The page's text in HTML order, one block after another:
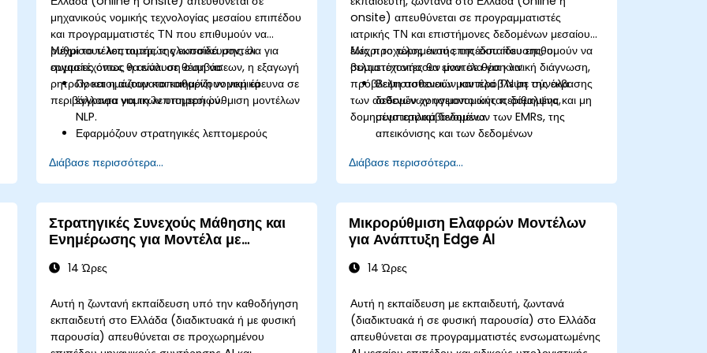
μηχανικούς νομικής τεχνολογίας μεσαίου επιπέδου
και προγραμματιστές ΤΝ που επιθυμούν να
ρυθμίσουν λεπτομερώς γλωσσικά μοντέλα για
εργασίες όπως η ανάλυση συμβάσεων, η εξαγωγή
ρητρών και η αυτοματοποιημένη νομική έρευνα σε
περιβάλλοντα νομικών υπηρεσιών.
Μέχρι το τέλος αυτής της εκπαίδευσης, οι
συμμετέχοντες θα είναι σε θέση να:
Προετοιμάζουν και καθαρίζουν νομικά
έγγραφα για τη λεπτομερή ρύθμιση μοντέλων
NLP.
Εφαρμόζουν στρατηγικές λεπτομερούς
μοντέλων σε νομικές εργασίες.
Αναπτύσσουν μοντέλα για την υποβοήθηση
του ελέγχου συμβάσεων, της ταξινόμησης και
της έρευνας.
Διασφαλίζουν τη συμμόρφωση, την
ελεγξιμότητα και την ιχνηλασιμότητα των
αποτελεσμάτων της ΤΝ σε νομικά πλαίσια.
Διάβασε περισσότερα...
onsite) απευθύνεται σε προγραμματιστές
ιατρικής ΤΝ και επιστήμονες δεδομένων μεσαίου
έως προχωρημένου επιπέδου που επιθυμούν να
βελτιστοποιήσουν μοντέλα για κλινική διάγνωση,
πρόβλεψη ασθενειών και πρόβλεψη της έκβασης
των ασθενών χρησιμοποιώντας δομημένα και μη
δομημένα ιατρικά δεδομένα.
Μέχρι το τέλος αυτής της εκπαίδευσης, οι
συμμετέχοντες θα είναι σε θέση να:
Βελτιστοποιούν μοντέλα ΤΝ σε σύνολα
δεδομένων υγειονομικής περίθαλψης,
συμπεριλαμβανομένων των EMRs, της
απεικόνισης και των δεδομένων
Εφαρμόζουν μεταφορά μάθησης,
προσαρμογή τομέα και συμπίεση μοντέλων
σε ιατρικά πλαίσια.
Αντιμετωπίζουν θέματα ιδιωτικότητας,
προκατάληψης και κανονιστικής
συμμόρφωσης κατά την ανάπτυξη μοντέλων.
Αναπτύσσουν και παρακολουθούν
περιβάλλοντα υγειονομικής περίθαλψης.
Διάβασε περισσότερα...
Στρατηγικές Συνεχούς Μάθησης και
Ενημέρωσης για Μοντέλα με
14 Ώρες
Αυτή η ζωντανή εκπαίδευση υπό την καθοδήγηση
εκπαιδευτή στο Ελλάδα (διαδικτυακά ή με φυσική
παρουσία) απευθύνεται σε προχωρημένου
Μικρορύθμιση Ελαφρών Μοντέλων
για Ανάπτυξη Edge AI
14 Ώρες
Αυτή η εκπαίδευση με εκπαιδευτή, ζωντανά
(διαδικτυακά ή σε φυσική παρουσία) στο Ελλάδα
απευθύνεται σε προγραμματιστές ενσωματωμένης